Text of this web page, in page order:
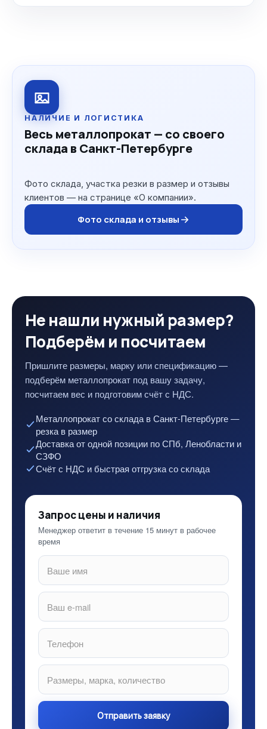
НАЛИЧИЕ И ЛОГИСТИКА
Весь металлопрокат — со своего
склада в Санкт-Петербурге
Фото склада, участка резки в размер и отзывы
клиентов — на странице «О компании».
Фото склада и отзывы
Не нашли нужный размер?
Подберём и посчитаем
Пришлите размеры, марку или спецификацию —
подберём металлопрокат под вашу задачу,
посчитаем вес и подготовим счёт с НДС.
Металлопрокат со склада в Санкт-Петербурге —
резка в размер
Доставка от одной позиции по СПб, Ленобласти и
СЗФО
Счёт с НДС и быстрая отгрузка со склада
Запрос цены и наличия
Менеджер ответит в течение 15 минут в рабочее
время